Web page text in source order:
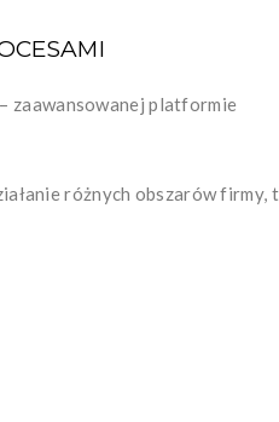
– zaawansowanej platformie
różnych obszarów firmy,